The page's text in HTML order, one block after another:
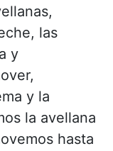
las
y
y la
la avellana
hasta